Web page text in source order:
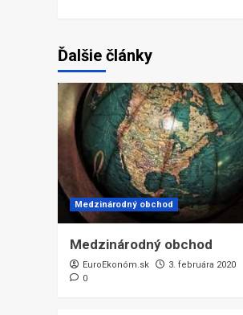
Ďalšie články
Medzinárodný obchod
Medzinárodný obchod
EuroEkonóm.sk
3. februára 2020
0